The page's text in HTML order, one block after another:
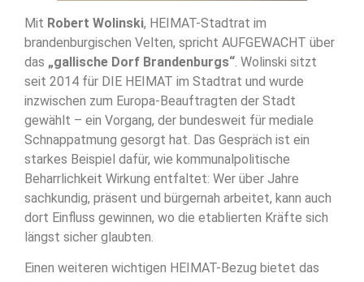
Mit Robert Wolinski, HEIMAT-Stadtrat im
brandenburgischen Velten, spricht AUFGEWACHT über
das „gallische Dorf Brandenburgs“ . Wolinski sitzt
seit 2014 für DIE HEIMAT im Stadtrat und wurde
inzwischen zum Europa-Beauftragten der Stadt
gewählt – ein Vorgang, der bundesweit für mediale
Schnappatmung gesorgt hat. Das Gespräch ist ein
starkes Beispiel dafür, wie kommunalpolitische
Beharrlichkeit Wirkung entfaltet: Wer über Jahre
sachkundig, präsent und bürgernah arbeitet, kann auch
dort Einfluss gewinnen, wo die etablierten Kräfte sich
längst sicher glaubten.
Einen weiteren wichtigen HEIMAT-Bezug bietet das